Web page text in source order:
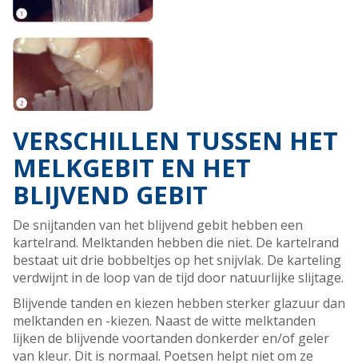
VERSCHILLEN TUSSEN HET
MELKGEBIT EN HET
BLIJVEND GEBIT
De snijtanden van het blijvend gebit hebben een
kartelrand. Melktanden hebben die niet. De kartelrand
bestaat uit drie bobbeltjes op het snijvlak. De karteling
verdwijnt in de loop van de tijd door natuurlijke slijtage.
Blijvende tanden en kiezen hebben sterker glazuur dan
melktanden en -kiezen. Naast de witte melktanden
lijken de blijvende voortanden donkerder en/of geler
van kleur. Dit is normaal. Poetsen helpt niet om ze